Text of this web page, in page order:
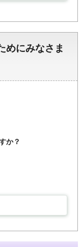
めにみなさま
か？